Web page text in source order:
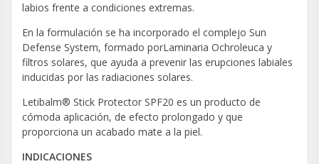
labios frente a condiciones extremas.
En la formulación se ha incorporado el complejo Sun
Defense System, formado porLaminaria Ochroleuca y
filtros solares, que ayuda a prevenir las erupciones labiales
inducidas por las radiaciones solares.
Letibalm® Stick Protector SPF20 es un producto de
cómoda aplicación, de efecto prolongado y que
proporciona un acabado mate a la piel.
INDICACIONES